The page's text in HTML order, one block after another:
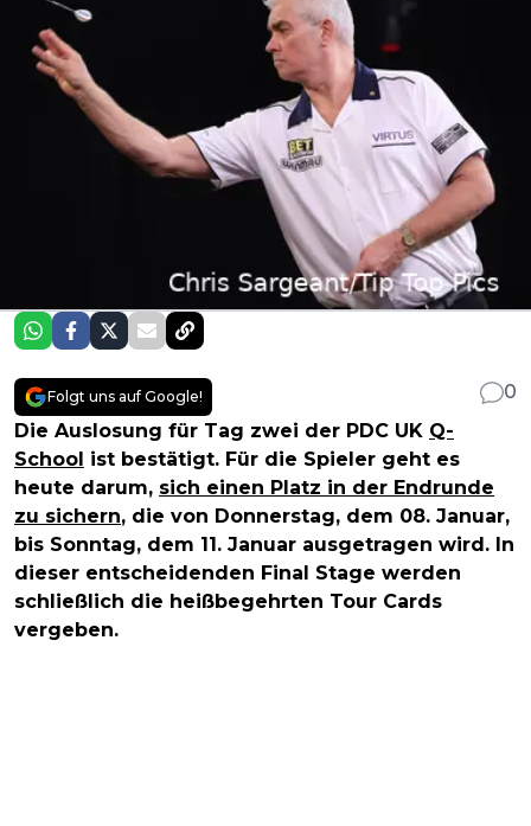
Folgt uns auf Google!
0
Die Auslosung für Tag zwei der PDC UK Q-
School ist bestätigt. Für die Spieler geht es
heute darum, sich einen Platz in der Endrunde
zu sichern, die von Donnerstag, dem 08. Januar,
bis Sonntag, dem 11. Januar ausgetragen wird. In
dieser entscheidenden Final Stage werden
schließlich die heißbegehrten Tour Cards
vergeben.